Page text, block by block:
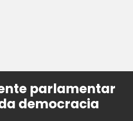
parlamentar
democracia